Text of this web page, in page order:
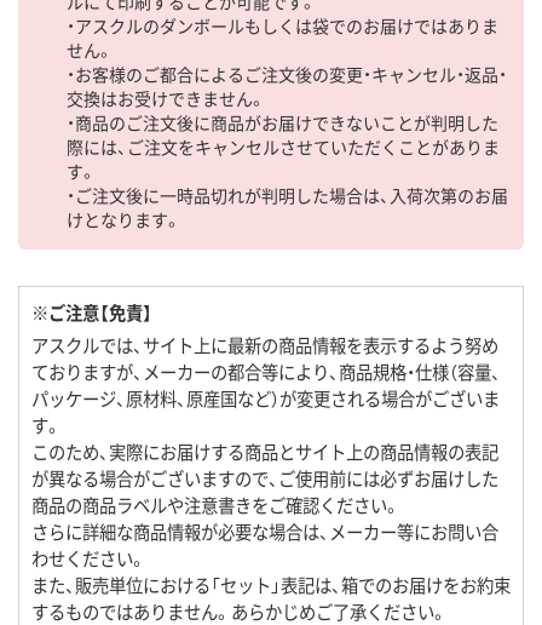
・アスクルのダンボールもしくは袋でのお届けではありま
せん。
・お客様のご都合によるご注文後の変更・キャンセル・返品・
交換はお受けできません。
・商品のご注文後に商品がお届けできないことが判明した
際には、ご注文をキャンセルさせていただくことがありま
す。
・ご注文後に一時品切れが判明した場合は、入荷次第のお届
けとなります。
※ご注意【免責】
アスクルでは、サイト上に最新の商品情報を表示するよう努め
ておりますが、メーカーの都合等により、商品規格・仕様（容量、
パッケージ、原材料、原産国など）が変更される場合がございま
す。
このため、実際にお届けする商品とサイト上の商品情報の表記
が異なる場合がございますので、ご使用前には必ずお届けした
商品の商品ラベルや注意書きをご確認ください。
さらに詳細な商品情報が必要な場合は、メーカー等にお問い合
わせください。
また、販売単位における「セット」表記は、箱でのお届けをお約束
するものではありません。あらかじめご了承ください。